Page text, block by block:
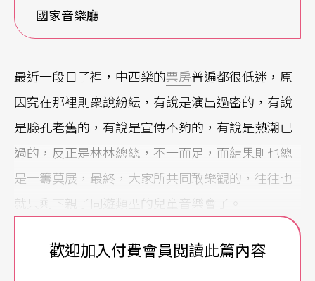
國家音樂廳
最近一段日子裡，中西樂的票房普遍都很低迷，原
因究在那裡則衆說紛紜，有說是演出過密的，有說
是臉孔老舊的，有說是宣傳不夠的，有說是熱潮已
過的，反正是林林總總，不一而足，而結果則也總
是一籌莫展，最終，大家所共同敢樂觀的，往往也
就只剩下親子同遊類型的兒童音樂會了。
其實，要有效地解決當前的問題，必得對事情採取
歡迎加入付費會員閱讀此篇內容